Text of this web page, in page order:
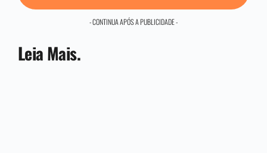
- CONTINUA APÓS A PUBLICIDADE -
Leia Mais.